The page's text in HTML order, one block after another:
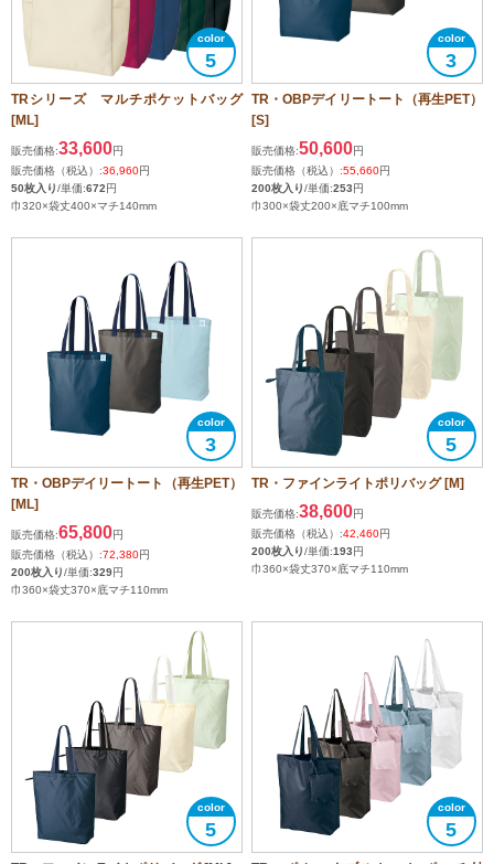
5
TRシリーズ マルチポケットバッグ
[ML]
販売価格:33,600円
販売価格（税込）:36,960円
50枚入り/単価:672円
巾320×袋丈400×マチ140mm
3
TR・OBPデイリートート（再生PET）
[S]
販売価格:50,600円
販売価格（税込）:55,660円
200枚入り/単価:253円
巾300×袋丈200×底マチ100mm
3
TR・OBPデイリートート（再生PET）
[ML]
販売価格:65,800円
販売価格（税込）:72,380円
200枚入り/単価:329円
巾360×袋丈370×底マチ110mm
5
TR・ファインライトポリバッグ [M]
販売価格:38,600円
販売価格（税込）:42,460円
200枚入り/単価:193円
巾360×袋丈370×底マチ110mm
5 5